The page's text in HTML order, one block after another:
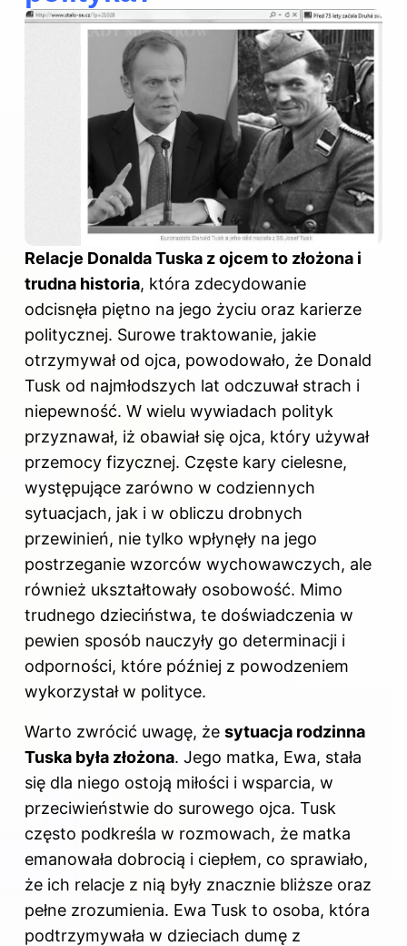
Relacje Donalda Tuska z ojcem to złożona i
trudna historia, która zdecydowanie
odcisnęła piętno na jego życiu oraz karierze
politycznej. Surowe traktowanie, jakie
otrzymywał od ojca, powodowało, że Donald
Tusk od najmłodszych lat odczuwał strach i
niepewność. W wielu wywiadach polityk
przyznawał, iż obawiał się ojca, który używał
przemocy fizycznej. Częste kary cielesne,
występujące zarówno w codziennych
sytuacjach, jak i w obliczu drobnych
przewinień, nie tylko wpłynęły na jego
postrzeganie wzorców wychowawczych, ale
również ukształtowały osobowość. Mimo
trudnego dzieciństwa, te doświadczenia w
pewien sposób nauczyły go determinacji i
odporności, które później z powodzeniem
wykorzystał w polityce.
Warto zwrócić uwagę, że sytuacja rodzinna
Tuska była złożona. Jego matka, Ewa, stała
się dla niego ostoją miłości i wsparcia, w
przeciwieństwie do surowego ojca. Tusk
często podkreśla w rozmowach, że matka
emanowała dobrocią i ciepłem, co sprawiało,
że ich relacje z nią były znacznie bliższe oraz
pełne zrozumienia. Ewa Tusk to osoba, która
podtrzymywała w dzieciach dumę z